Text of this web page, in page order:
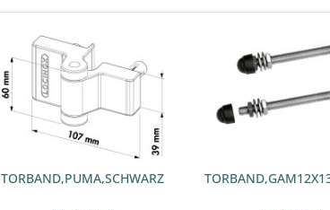
TORBAND,PUMA,SCHWARZ